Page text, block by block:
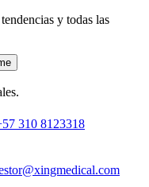
y todas las
310 8123318